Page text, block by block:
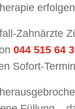
Zahnärzte
044 515 64
Sofort-